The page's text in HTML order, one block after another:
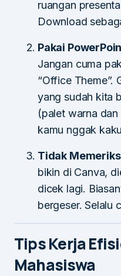
ruangan
Download
Pakai
Jangan cuma
“Office Theme”.
yang sudah kita
(palet warna
kamu nggak
Tidak
bikin di Canva,
dicek lagi.
bergeser. Selalu
Tips Kerja
Mahasiswa